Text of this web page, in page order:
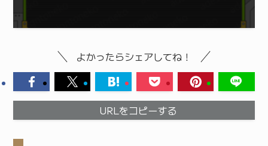
よかったらシェアしてね！
URLをコピーする